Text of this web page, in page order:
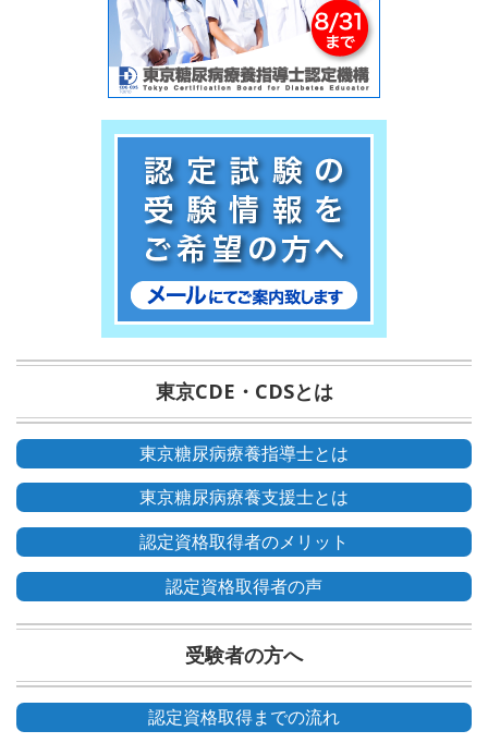
東京CDE・CDSとは
東京糖尿病療養指導士とは
東京糖尿病療養支援士とは
認定資格取得者のメリット
認定資格取得者の声
受験者の方へ
認定資格取得までの流れ